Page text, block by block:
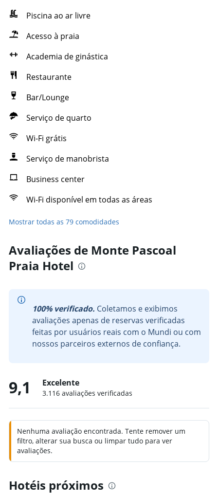
Piscina ao ar livre
Acesso à praia
Academia de ginástica
Restaurante
Bar/Lounge
Serviço de quarto
Wi-Fi grátis
Serviço de manobrista
Business center
Wi-Fi disponível em todas as áreas
Mostrar todas as 79 comodidades
Avaliações de Monte Pascoal
Praia Hotel
100% verificado. Coletamos e exibimos
avaliações apenas de reservas verificadas
feitas por usuários reais com o Mundi ou com
nossos parceiros externos de confiança.
9,1 Excelente
3.116 avaliações verificadas
Nenhuma avaliação encontrada. Tente remover um
filtro, alterar sua busca ou limpar tudo para ver
avaliações.
Hotéis próximos